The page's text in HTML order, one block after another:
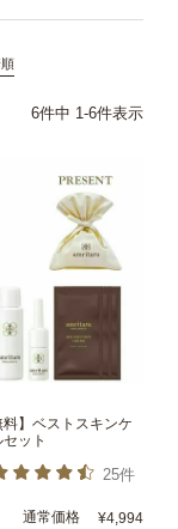
6件中 1-6件表示
料】ベストスキンケ
ット
25件
通常価格 ¥4,994